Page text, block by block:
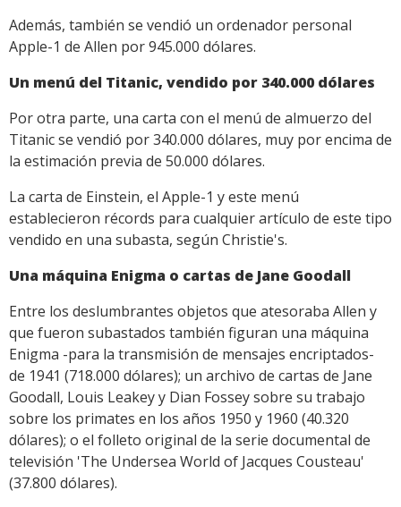
Además, también se vendió un ordenador personal
Apple-1 de Allen por 945.000 dólares.
Un menú del Titanic, vendido por 340.000 dólares
Por otra parte, una carta con el menú de almuerzo del
Titanic se vendió por 340.000 dólares, muy por encima de
la estimación previa de 50.000 dólares.
La carta de Einstein, el Apple-1 y este menú
establecieron récords para cualquier artículo de este tipo
vendido en una subasta, según Christie's.
Una máquina Enigma o cartas de Jane Goodall
Entre los deslumbrantes objetos que atesoraba Allen y
que fueron subastados también figuran una máquina
Enigma -para la transmisión de mensajes encriptados-
de 1941 (718.000 dólares); un archivo de cartas de Jane
Goodall, Louis Leakey y Dian Fossey sobre su trabajo
sobre los primates en los años 1950 y 1960 (40.320
dólares); o el folleto original de la serie documental de
televisión 'The Undersea World of Jacques Cousteau'
(37.800 dólares).